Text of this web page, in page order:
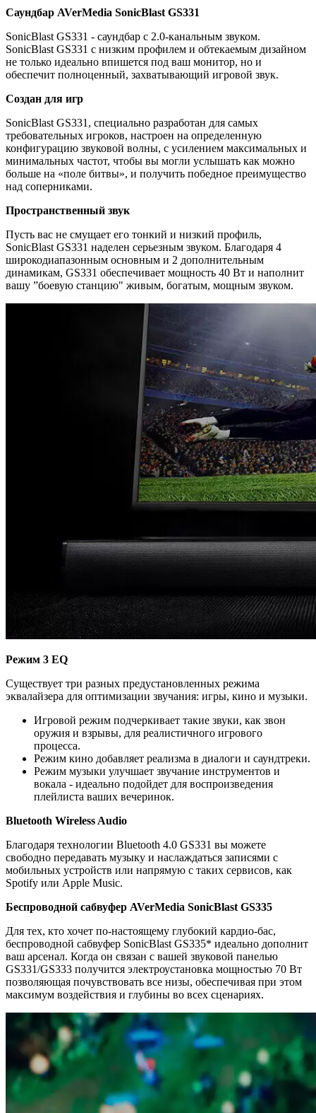
Саундбар AVerMedia SonicBlast GS331
SonicBlast GS331 - саундбар с 2.0-канальным звуком.
SonicBlast GS331 с низким профилем и обтекаемым дизайном
не только идеально впишется под ваш монитор, но и
обеспечит полноценный, захватывающий игровой звук.
Создан для игр
SonicBlast GS331, специально разработан для самых
требовательных игроков, настроен на определенную
конфигурацию звуковой волны, с усилением максимальных и
минимальных частот, чтобы вы могли услышать как можно
больше на «поле битвы», и получить победное преимущество
над соперниками.
Пространственный звук
Пусть вас не смущает его тонкий и низкий профиль,
SonicBlast GS331 наделен серьезным звуком. Благодаря 4
широкодиапазонным основным и 2 дополнительным
динамикам, GS331 обеспечивает мощность 40 Вт и наполнит
вашу ”боевую станцию" живым, богатым, мощным звуком.
Режим 3 EQ
Существует три разных предустановленных режима
эквалайзера для оптимизации звучания: игры, кино и музыки.
Игровой режим подчеркивает такие звуки, как звон
оружия и взрывы, для реалистичного игрового
процесса.
Режим кино добавляет реализма в диалоги и саундтреки.
Режим музыки улучшает звучание инструментов и
вокала - идеально подойдет для воспроизведения
плейлиста ваших вечеринок.
Bluetooth Wireless Audio
Благодаря технологии Bluetooth 4.0 GS331 вы можете
свободно передавать музыку и наслаждаться записями с
мобильных устройств или напрямую с таких сервисов, как
Spotify или Apple Music.
Беспроводной сабвуфер AVerMedia SonicBlast GS335
Для тех, кто хочет по-настоящему глубокий кардио-бас,
беспроводной сабвуфер SonicBlast GS335* идеально дополнит
ваш арсенал. Когда он связан с вашей звуковой панелью
GS331/GS333 получится электроустановка мощностью 70 Вт
позволяющая почувствовать все низы, обеспечивая при этом
максимум воздействия и глубины во всех сценариях.